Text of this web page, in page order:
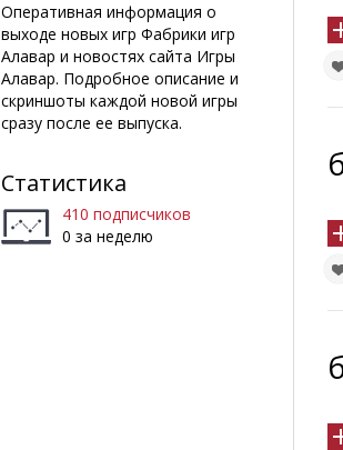
Оперативная информация о
выходе новых игр Фабрики игр
Алавар и новостях сайта Игры
Алавар. Подробное описание и
скриншоты каждой новой игры
сразу после ее выпуска.
Статистика
410 подписчиков
0 за неделю